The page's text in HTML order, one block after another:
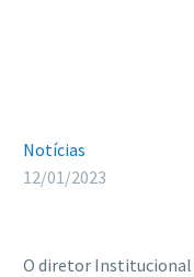
Notícias
12/01/2023
O diretor Institucional